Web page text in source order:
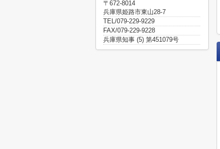
〒672-8014
兵庫県姫路市東山28-7
TEL/079-229-9229
FAX/079-229-9228
兵庫県知事 (5) 第451079号